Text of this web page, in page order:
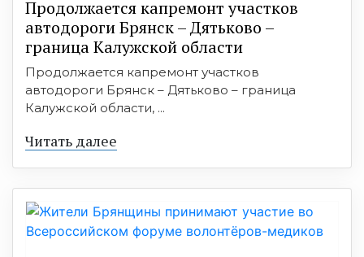
Продолжается капремонт участков
автодороги Брянск – Дятьково –
граница Калужской области
Продолжается капремонт участков
автодороги Брянск – Дятьково – граница
Калужской области, ...
Читать далее